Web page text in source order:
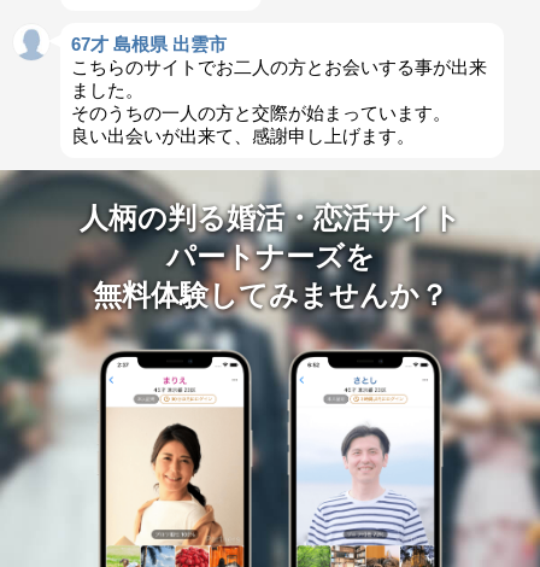
67才 島根県 出雲市
こちらのサイトでお二人の方とお会いする事が出来
ました。
そのうちの一人の方と交際が始まっています。
良い出会いが出来て、感謝申し上げます。
人柄の判る婚活・恋活サイト
パートナーズを
無料体験してみませんか？